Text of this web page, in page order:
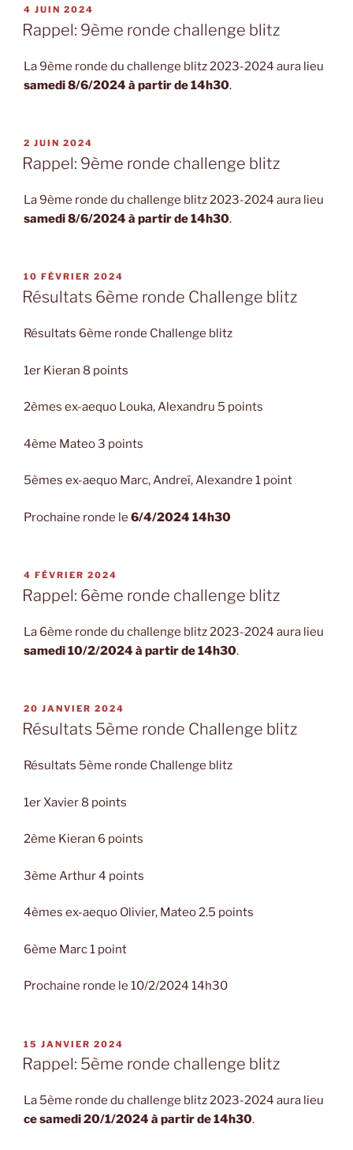
PUBLIÉ
LE
4 JUIN 2024
Rappel: 9ème ronde challenge blitz
La 9ème ronde du challenge blitz 2023-2024 aura lieu
samedi 8/6/2024 à partir de 14h30.
PUBLIÉ
LE
2 JUIN 2024
Rappel: 9ème ronde challenge blitz
La 9ème ronde du challenge blitz 2023-2024 aura lieu
samedi 8/6/2024 à partir de 14h30.
PUBLIÉ
LE
10 FÉVRIER 2024
Résultats 6ème ronde Challenge blitz
Résultats 6ème ronde Challenge blitz
1er Kieran 8 points
2èmes ex-aequo Louka, Alexandru 5 points
4ème Mateo 3 points
5èmes ex-aequo Marc, Andreï, Alexandre 1 point
Prochaine ronde le 6/4/2024 14h30
PUBLIÉ
LE
4 FÉVRIER 2024
Rappel: 6ème ronde challenge blitz
La 6ème ronde du challenge blitz 2023-2024 aura lieu
samedi 10/2/2024 à partir de 14h30.
PUBLIÉ
LE
20 JANVIER 2024
Résultats 5ème ronde Challenge blitz
Résultats 5ème ronde Challenge blitz
1er Xavier 8 points
2ème Kieran 6 points
3ème Arthur 4 points
4èmes ex-aequo Olivier, Mateo 2.5 points
6ème Marc 1 point
Prochaine ronde le 10/2/2024 14h30
PUBLIÉ
LE
15 JANVIER 2024
Rappel: 5ème ronde challenge blitz
La 5ème ronde du challenge blitz 2023-2024 aura lieu
ce samedi 20/1/2024 à partir de 14h30.